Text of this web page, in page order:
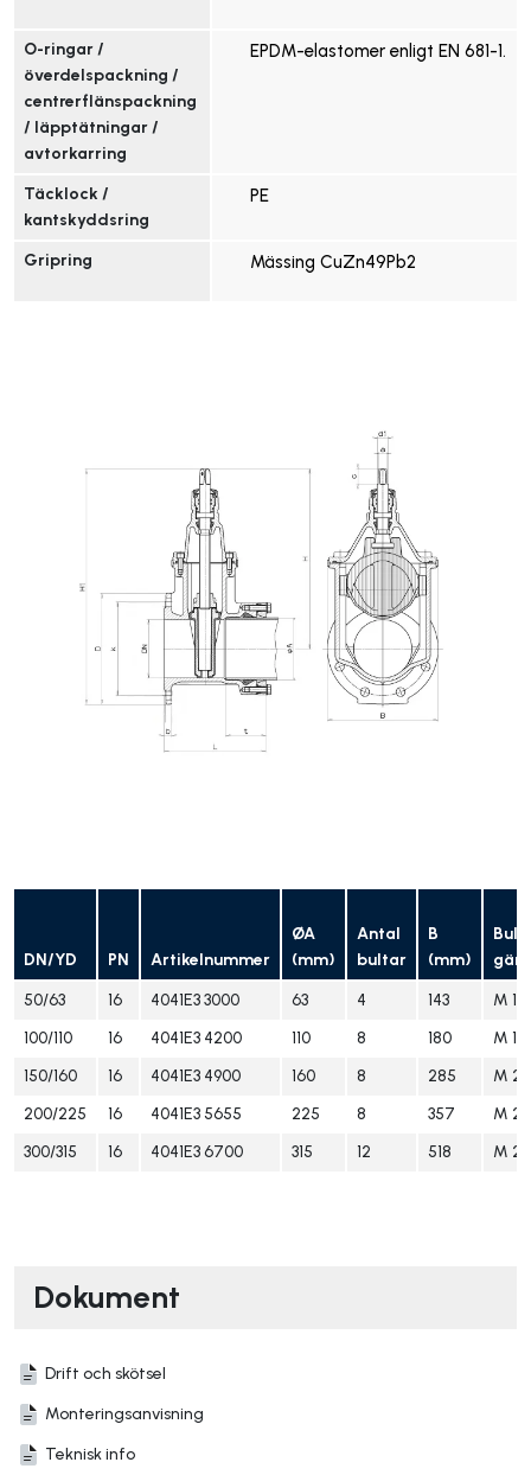
O-ringar /
överdelspackning /
centrerflänspackning
/ läpptätningar /
avtorkarring
EPDM-elastomer enligt EN 681-1.
Täcklock /
kantskyddsring
PE
Gripring Mässing CuZn49Pb2
DN/YD PN Artikelnummer
ØA
(mm)
Antal
bultar
B
(mm)
50/63
16 4041E3 3000 63 4 143
M 16
100/110
16 4041E3 4200 110 8 180
M 16
150/160
16 4041E3 4900 160 8 285
M 20
200/225
16 4041E3 5655 225 8 357
M 20
300/315
16 4041E3 6700 315 12 518 M 20
Dokument
Drift och skötsel
Monteringsanvisning
Teknisk info